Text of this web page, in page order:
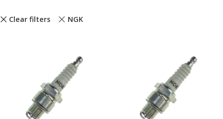
Clear filters NGK